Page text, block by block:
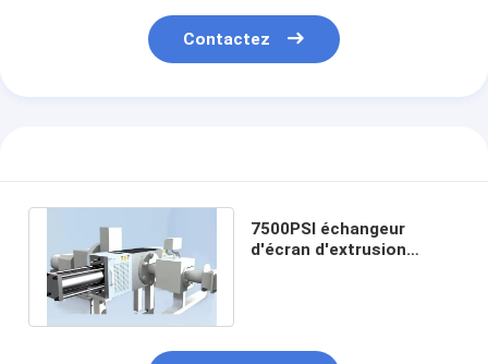
Contactez
7500PSI échangeur
d'écran d'extrusion